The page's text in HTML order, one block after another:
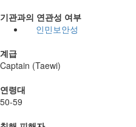
기관과의 연관성 여부
인민보안성
계급
Captain (Taewi)
연령대
50-59